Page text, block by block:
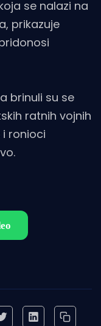
se nalazi na
prikazuje
brinuli su se
ratnih vojnih
ronioci